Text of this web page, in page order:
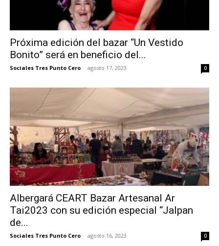
Próxima edición del bazar “Un Vestido
Bonito” será en beneficio del...
Sociales Tres Punto Cero - agosto 17, 2023 0
Albergará CEART Bazar Artesanal Ar
Tai2023 con su edición especial “Jalpan
de...
Sociales Tres Punto Cero - agosto 16, 2023 0